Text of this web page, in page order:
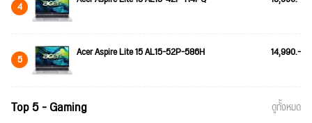
4
5 Acer Aspire Lite 15 AL15-52P-586H 14,990.-
Top 5 - Gaming ดูทั้งหมด